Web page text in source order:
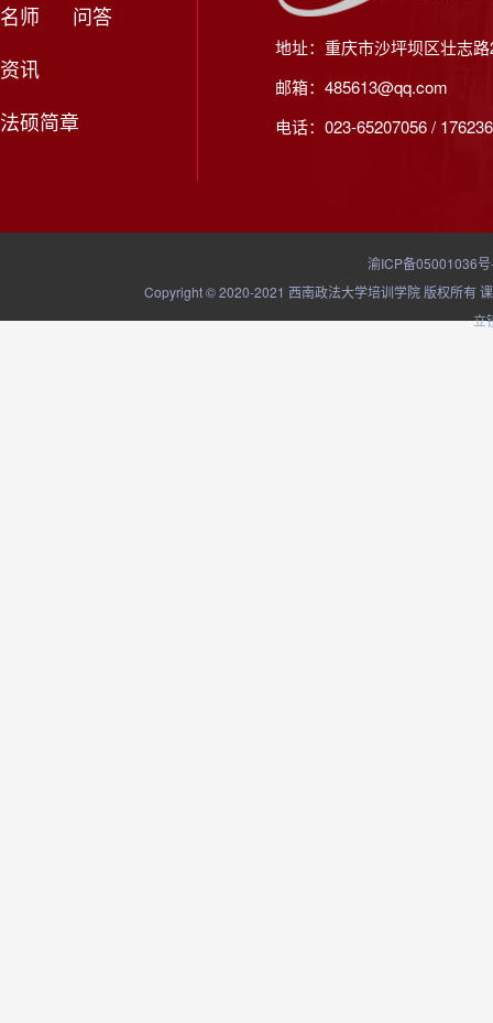
名师
问答
资讯
法硕简章
地址：重庆市沙坪坝区壮志
邮箱：485613@qq.com
电话：023-65207056 /
渝ICP备05001036
Copyright © 2020-2021 西南政法大学培训学院 版权所有
立